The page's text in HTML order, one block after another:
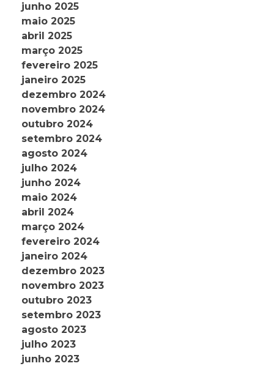
junho 2025
maio 2025
abril 2025
março 2025
fevereiro 2025
janeiro 2025
dezembro 2024
novembro 2024
outubro 2024
setembro 2024
agosto 2024
julho 2024
junho 2024
maio 2024
abril 2024
março 2024
fevereiro 2024
janeiro 2024
dezembro 2023
novembro 2023
outubro 2023
setembro 2023
agosto 2023
julho 2023
junho 2023